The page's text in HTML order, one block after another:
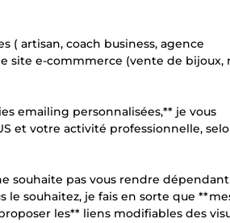
( artisan, coach business, agence
site e-commmerce (vente de bijoux,
emailing personnalisées,** je vous
et votre activité professionnelle,
souhaite pas vous rendre
le souhaitez, je fais en sorte que
les** liens modifiables des